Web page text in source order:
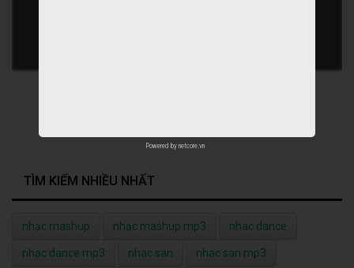
TÌM KIẾM NHIỀU NHẤT
nhạc mashup nhạc mashup mp3 nhac dance
nhac dance mp3 nhac san nhac san mp3
Powered by netcore.vn